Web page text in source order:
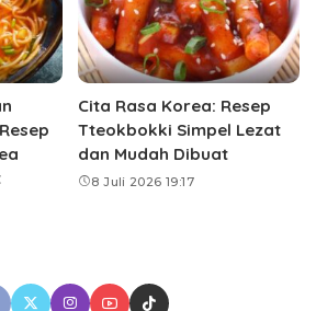
Cita Rasa Korea: Resep
Tteokbokki Simpel Lezat
dan Mudah Dibuat
8 Juli 2026 19:17